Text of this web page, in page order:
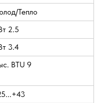
Тепло
2.5
3.4
BTU 9